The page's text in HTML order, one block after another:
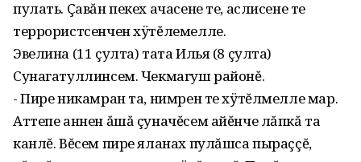
пулать. Çавăн пекех ачасене те, аслисене те
террористсенчен хÿтĕлемелле.
Эвелина (11 çулта) тата Илья (8 çулта)
Сунагатуллинсем. Чекмагуш районĕ.
- Пире никамран та, нимрен те хÿтĕлмелле мар.
Аттепе аннен ăшă çуначĕсем айĕнче лăпкă та
канлĕ. Вĕсем пире яланах пулăшса пыраççĕ,